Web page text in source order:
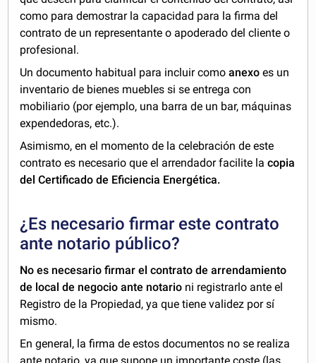
como para demostrar la capacidad para la firma del
contrato de un representante o apoderado del cliente o
profesional.
Un documento habitual para incluir comoanexo es un
inventario de bienes muebles si se entrega con
mobiliario (por ejemplo, una barra de un bar, máquinas
expendedoras, etc.).
Asimismo, en el momento de la celebración de este
contrato es necesario que el arrendador facilite lacopia
del Certificado de Eficiencia Energética.
¿Es necesario firmar este contrato
ante notario público?
No es necesario firmar el contrato de arrendamiento
de local de negocio ante notario ni registrarlo ante el
Registro de la Propiedad, ya que tiene validez por sí
mismo.
En general, la firma de estos documentos no se realiza